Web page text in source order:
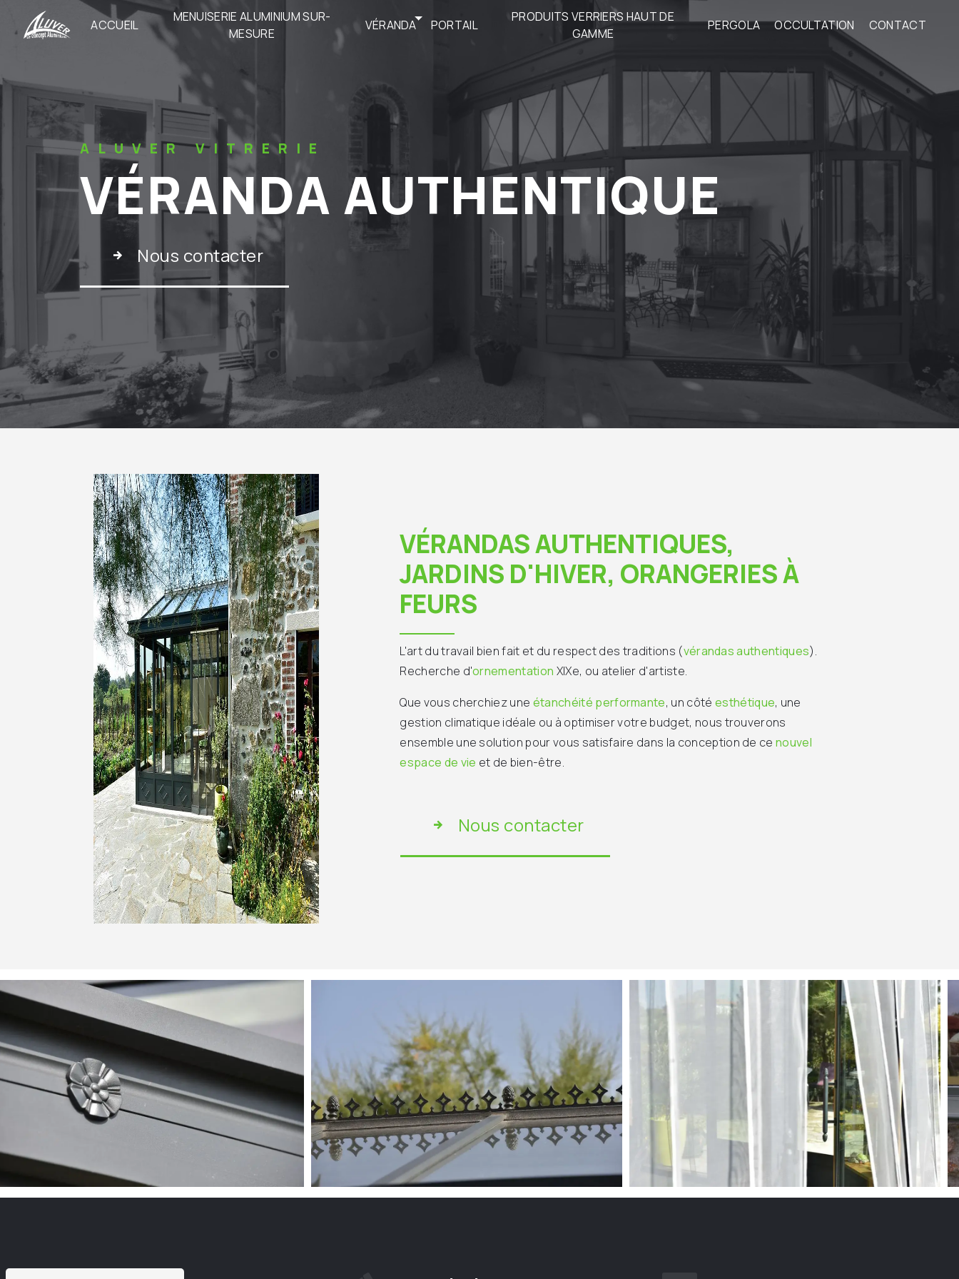
ACCUEIL
MENUISERIE ALUMINIUM SUR-
MESURE
VÉRANDA PORTAIL
PRODUITS VERRIERS HAUT DE
GAMME
PERGOLA OCCULTATION CONTACT
ALUVER VITRERIE
VÉRANDA AUTHENTIQUE
Nous contacter
VÉRANDAS AUTHENTIQUES,
JARDINS D'HIVER, ORANGERIES À
FEURS
L'art du travail bien fait et du respect des traditions (vérandas authentiques).
Recherche d'ornementation XIXe, ou atelier d'artiste.
Que vous cherchiez une étanchéité performante, un côté esthétique, une
gestion climatique idéale ou à optimiser votre budget, nous trouverons
ensemble une solution pour vous satisfaire dans la conception de cenouvel
espace de vie et de bien-être.
Nous contacter
Panneau de gestion des cookies